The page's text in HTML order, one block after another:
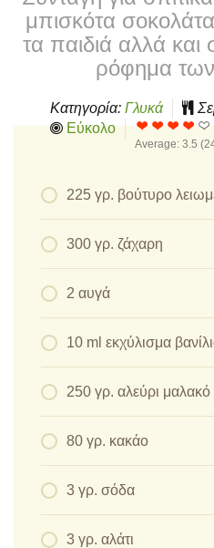
μπισκότα
τα παιδιά αλλά και
ρόφημα
Κατηγορία: Γλυκά
Εύκολο
Average: 3.5 (
225 γρ. βούτυρο
300 γρ. ζάχαρη
2 αυγά
10 ml εκχύλισμα
250 γρ. αλεύρι μαλακό
80 γρ. κακάο
3 γρ. σόδα
3 γρ. αλάτι